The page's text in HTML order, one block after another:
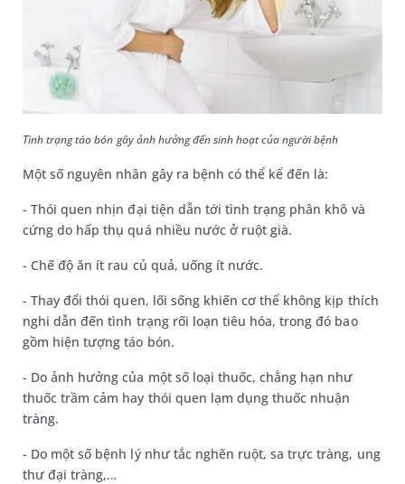
Tình trạng táo bón gây ảnh hưởng đến sinh hoạt của người bệnh
Một số nguyên nhân gây ra bệnh có thể kể đến là:
- Thói quen nhịn đại tiện dẫn tới tình trạng phân khô và
cứng do hấp thụ quá nhiều nước ở ruột già.
- Chế độ ăn ít rau củ quả, uống ít nước.
- Thay đổi thói quen, lối sống khiến cơ thể không kịp thích
nghi dẫn đến tình trạng rối loạn tiêu hóa, trong đó bao
gồm hiện tượng táo bón.
- Do ảnh hưởng của một số loại thuốc, chẳng hạn như
thuốc trầm cảm hay thói quen lạm dụng thuốc nhuận
tràng.
- Do một số bệnh lý như tắc nghẽn ruột, sa trực tràng, ung
thư đại tràng,…